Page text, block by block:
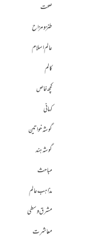
صحت
طنز و مزاح
عالم اسلام
کالم
کچھ خاص
کہانی
گوشہ خواتین
گوشہ ہند
مباحث
مذاہب عالم
مشرق وسطی
معاشرت